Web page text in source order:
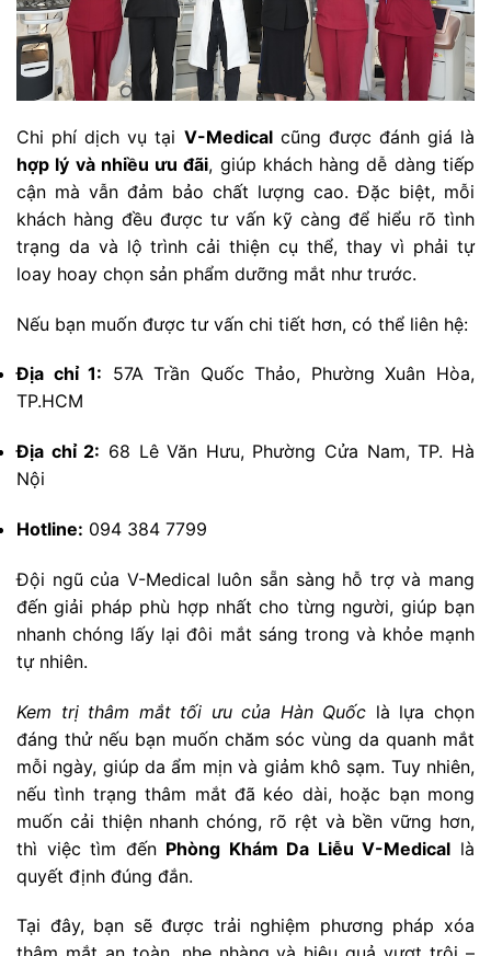
Chi phí dịch vụ tại V-Medicalcũng được đánh giá là
hợp lý và nhiều ưu đãi, giúp khách hàng dễ dàng tiếp
cận mà vẫn đảm bảo chất lượng cao. Đặc biệt, mỗi
khách hàng đều được tư vấn kỹ càng để hiểu rõ tình
trạng da và lộ trình cải thiện cụ thể, thay vì phải tự
loay hoay chọn sản phẩm dưỡng mắt như trước.
Nếu bạn muốn được tư vấn chi tiết hơn, có thể liên hệ:
Địa chỉ 1: 57A Trần Quốc Thảo, Phường Xuân Hòa,
TP.HCM
Địa chỉ 2: 68 Lê Văn Hưu, Phường Cửa Nam, TP. Hà
Nội
Hotline: 094 384 7799
Đội ngũ của V-Medical luôn sẵn sàng hỗ trợ và mang
đến giải pháp phù hợp nhất cho từng người, giúp bạn
nhanh chóng lấy lại đôi mắt sáng trong và khỏe mạnh
tự nhiên.
Kem trị thâm mắt tối ưu của Hàn Quốc là lựa chọn
đáng thử nếu bạn muốn chăm sóc vùng da quanh mắt
mỗi ngày, giúp da ẩm mịn và giảm khô sạm. Tuy nhiên,
nếu tình trạng thâm mắt đã kéo dài, hoặc bạn mong
muốn cải thiện nhanh chóng, rõ rệt và bền vững hơn,
thì việc tìm đến Phòng Khám Da Liễu V-Medical là
quyết định đúng đắn.
Tại đây, bạn sẽ được trải nghiệm phương pháp xóa